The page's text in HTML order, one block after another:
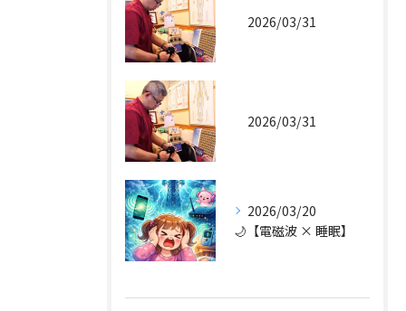
2026/03/31
2026/03/31
2026/03/20
🌙【電磁波 × 睡眠】